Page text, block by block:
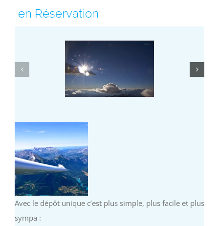
Avec le dépôt unique c’est plus simple, plus facile et plus
sympa :